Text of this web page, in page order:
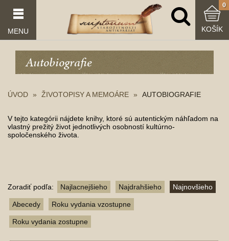
MENU
0
KOŠÍK
Autobiografie
ÚVOD ŽIVOTOPISY A MEMOÁRE AUTOBIOGRAFIE
V tejto kategórii nájdete knihy, ktoré sú autentickým náhľadom na
vlastný prežitý život jednotlivých osobností kultúrno-
spoločenského života.
Zoradiť podľa: Najlacnejšieho Najdrahšieho Najnovšieho
Abecedy Roku vydania vzostupne
Roku vydania zostupne